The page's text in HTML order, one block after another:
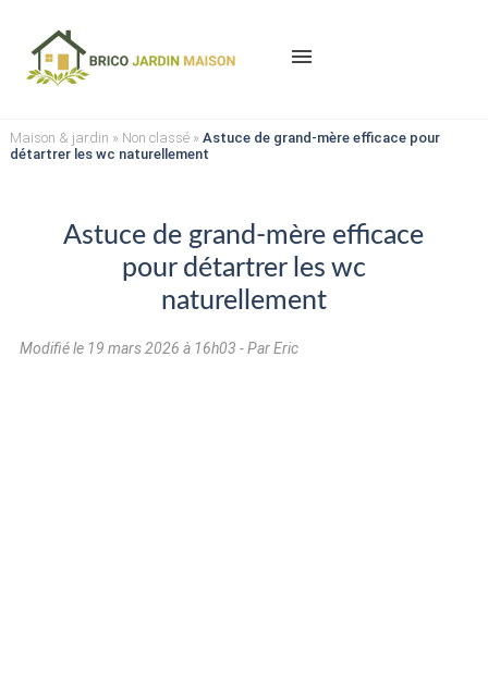
menu
Maison & jardin » Non classé» Astuce de grand-mère efficace pour
détartrer les wc naturellement
Astuce de grand-mère efficace
pour détartrer les wc
naturellement
Modifié le 19 mars 2026 à 16h03 - Par Eric